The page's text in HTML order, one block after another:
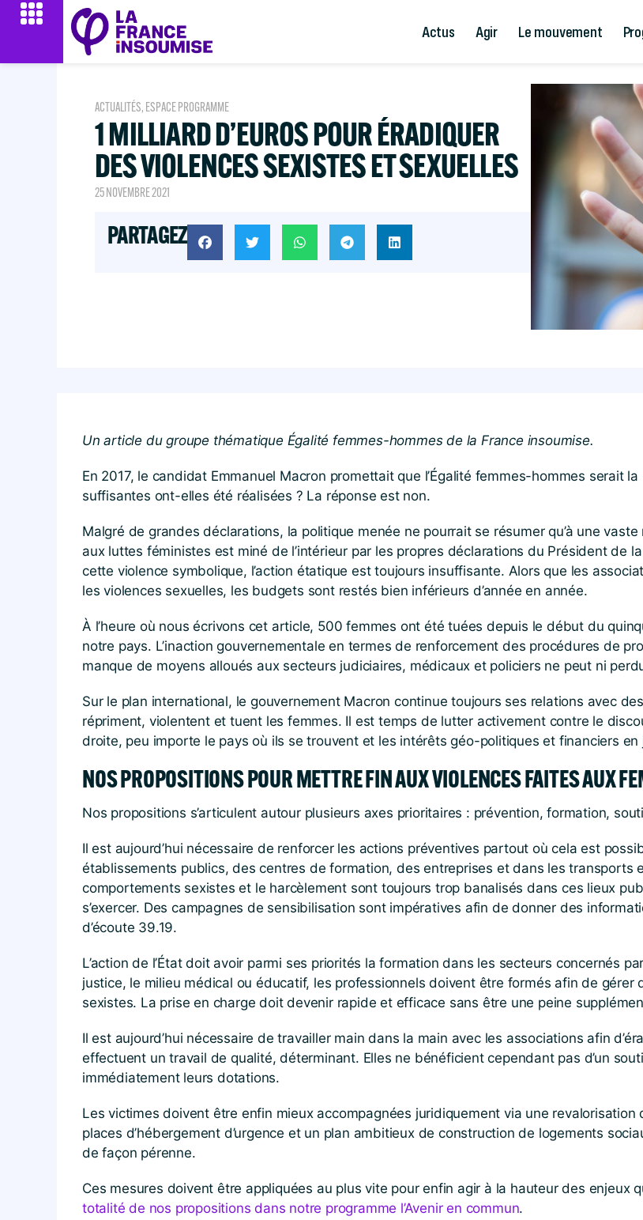
Actus Agir Le mouvement
ACTUALITÉS, ESPACE PROGRAMME
1 MILLIARD D’EUROS POUR ÉRADIQUER
DES VIOLENCES SEXISTES ET SEXUELLES
25 NOVEMBRE 2021
PARTAGEZ
Un article du groupe thématique Égalité femmes-hommes de la France insoumise.
En 2017, le candidat Emmanuel Macron promettait que l’Égalité femmes-hommes serait
suffisantes ont-elles été réalisées ? La réponse est non.
Malgré de grandes déclarations, la politique menée ne pourrait se résumer qu’à une
aux luttes féministes est miné de l’intérieur par les propres déclarations du Président de
cette violence symbolique, l’action étatique est toujours insuffisante. Alors que les
les violences sexuelles, les budgets sont restés bien inférieurs d’année en année.
À l’heure où nous écrivons cet article, 500 femmes ont été tuées depuis le début du
notre pays. L’inaction gouvernementale en termes de renforcement des procédures de
manque de moyens alloués aux secteurs judiciaires, médicaux et policiers ne peut ni
Sur le plan international, le gouvernement Macron continue toujours ses relations avec
répriment, violentent et tuent les femmes. Il est temps de lutter activement contre le
droite, peu importe le pays où ils se trouvent et les intérêts géo-politiques et financiers en
NOS PROPOSITIONS POUR METTRE FIN AUX VIOLENCES FAITES AUX
Nos propositions s’articulent autour plusieurs axes prioritaires : prévention, formation,
Il est aujourd’hui nécessaire de renforcer les actions préventives partout où cela est
établissements publics, des centres de formation, des entreprises et dans les transports
comportements sexistes et le harcèlement sont toujours trop banalisés dans ces lieux
s’exercer. Des campagnes de sensibilisation sont impératives afin de donner des
d’écoute 39.19.
L’action de l’État doit avoir parmi ses priorités la formation dans les secteurs concernés
justice, le milieu médical ou éducatif, les professionnels doivent être formés afin de
sexistes. La prise en charge doit devenir rapide et efficace sans être une peine
Il est aujourd’hui nécessaire de travailler main dans la main avec les associations afin
effectuent un travail de qualité, déterminant. Elles ne bénéficient cependant pas d’un
immédiatement leurs dotations.
Les victimes doivent être enfin mieux accompagnées juridiquement via une revalorisation
places d’hébergement d’urgence et un plan ambitieux de construction de logements
de façon pérenne.
Ces mesures doivent être appliquées au plus vite pour enfin agir à la hauteur des enjeux
totalité de nos propositions dans notre programme l’Avenir en commun.